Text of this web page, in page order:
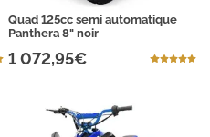
Quad 125cc semi automatique
Panthera 8" noir
1 072,95€